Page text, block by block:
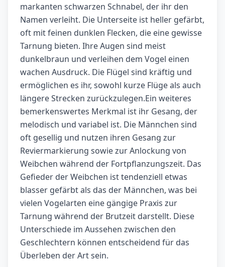
markanten schwarzen Schnabel, der ihr den
Namen verleiht. Die Unterseite ist heller gefärbt,
oft mit feinen dunklen Flecken, die eine gewisse
Tarnung bieten. Ihre Augen sind meist
dunkelbraun und verleihen dem Vogel einen
wachen Ausdruck. Die Flügel sind kräftig und
ermöglichen es ihr, sowohl kurze Flüge als auch
längere Strecken zurückzulegen.Ein weiteres
bemerkenswertes Merkmal ist ihr Gesang, der
melodisch und variabel ist. Die Männchen sind
oft gesellig und nutzen ihren Gesang zur
Reviermarkierung sowie zur Anlockung von
Weibchen während der Fortpflanzungszeit. Das
Gefieder der Weibchen ist tendenziell etwas
blasser gefärbt als das der Männchen, was bei
vielen Vogelarten eine gängige Praxis zur
Tarnung während der Brutzeit darstellt. Diese
Unterschiede im Aussehen zwischen den
Geschlechtern können entscheidend für das
Überleben der Art sein.